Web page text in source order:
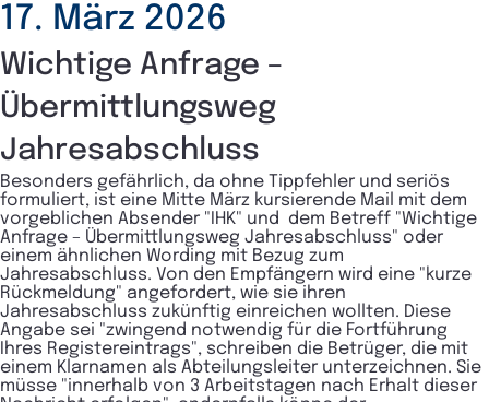
17. März 2026
Wichtige Anfrage –
Übermittlungsweg
Jahresabschluss
Besonders gefährlich, da ohne Tippfehler und seriös
formuliert, ist eine Mitte März kursierende Mail mit dem
vorgeblichen Absender "IHK" und dem Betreff "Wichtige
Anfrage – Übermittlungsweg Jahresabschluss" oder
einem ähnlichen Wording mit Bezug zum
Jahresabschluss. Von den Empfängern wird eine "kurze
Rückmeldung" angefordert, wie sie ihren
Jahresabschluss zukünftig einreichen wollten. Diese
Angabe sei "zwingend notwendig für die Fortführung
Ihres Registereintrags", schreiben die Betrüger, die mit
einem Klarnamen als Abteilungsleiter unterzeichnen. Sie
müsse "innerhalb von 3 Arbeitstagen nach Erhalt dieser